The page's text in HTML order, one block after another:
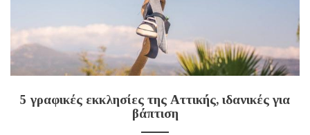
5 γραφικές εκκλησίες της Αττικής, ιδανικές για
βάπτιση